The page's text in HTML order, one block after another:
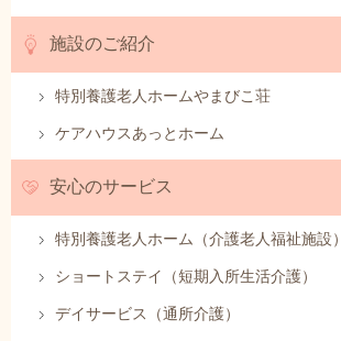
施設のご紹介
特別養護老人ホームやまびこ荘
ケアハウスあっとホーム
安心のサービス
特別養護老人ホーム（介護老人福祉施設）
ショートステイ（短期入所生活介護）
デイサービス（通所介護）